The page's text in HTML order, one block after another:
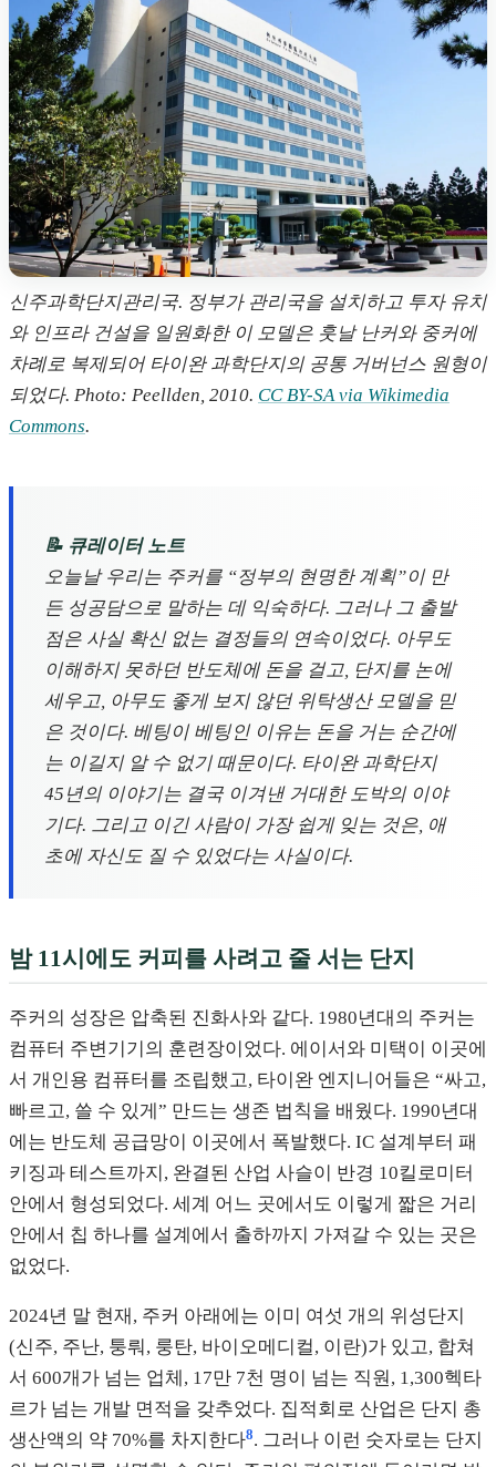
신주과학단지관리국. 정부가 관리국을 설치하고 투자 유치
와 인프라 건설을 일원화한 이 모델은 훗날 난커와 중커에
차례로 복제되어 타이완 과학단지의 공통 거버넌스 원형이
되었다. Photo: Peellden, 2010. CC BY-SA via Wikimedia
Commons.
📝 큐레이터 노트
오늘날 우리는 주커를 “정부의 현명한 계획”이 만
든 성공담으로 말하는 데 익숙하다. 그러나 그 출발
점은 사실 확신 없는 결정들의 연속이었다. 아무도
이해하지 못하던 반도체에 돈을 걸고, 단지를 논에
세우고, 아무도 좋게 보지 않던 위탁생산 모델을 믿
은 것이다. 베팅이 베팅인 이유는 돈을 거는 순간에
는 이길지 알 수 없기 때문이다. 타이완 과학단지
45년의 이야기는 결국 이겨낸 거대한 도박의 이야
기다. 그리고 이긴 사람이 가장 쉽게 잊는 것은, 애
초에 자신도 질 수 있었다는 사실이다.
밤 11시에도 커피를 사려고 줄 서는 단지
주커의 성장은 압축된 진화사와 같다. 1980년대의 주커는
컴퓨터 주변기기의 훈련장이었다. 에이서와 미택이 이곳에
서 개인용 컴퓨터를 조립했고, 타이완 엔지니어들은 “싸고,
빠르고, 쓸 수 있게” 만드는 생존 법칙을 배웠다. 1990년대
에는 반도체 공급망이 이곳에서 폭발했다. IC 설계부터 패
키징과 테스트까지, 완결된 산업 사슬이 반경 10킬로미터
안에서 형성되었다. 세계 어느 곳에서도 이렇게 짧은 거리
안에서 칩 하나를 설계에서 출하까지 가져갈 수 있는 곳은
없었다.
2024년 말 현재, 주커 아래에는 이미 여섯 개의 위성단지
(신주, 주난, 퉁뤄, 룽탄, 바이오메디컬, 이란)가 있고, 합쳐
서 600개가 넘는 업체, 17만 7천 명이 넘는 직원, 1,300헥타
르가 넘는 개발 면적을 갖추었다. 집적회로 산업은 단지 총
생산액의 약 70%를 차지한다8. 그러나 이런 숫자로는 단지